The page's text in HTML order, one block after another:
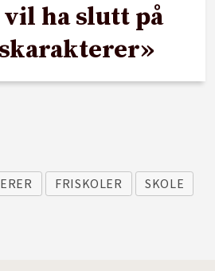
vil ha slutt på
FRISKOLER SKOLE